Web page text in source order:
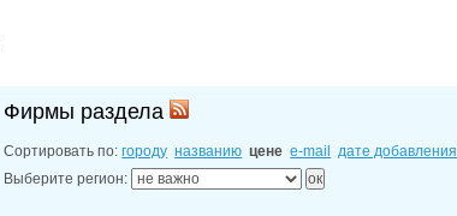
Фирмы раздела
Сортировать по:городу названию цене e-mail
дате добавления
Выберите регион: